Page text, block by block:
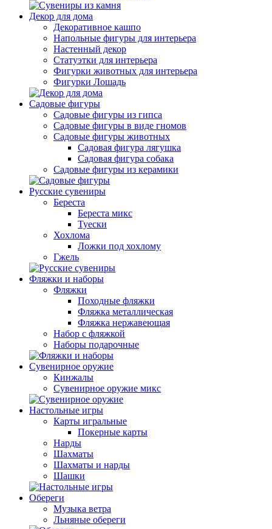
Декор для дома
Декоративное кашпо
Напольные фигуры для интерьера
Настенный декор
Статуэтки для интерьера
Фигурки животных для интерьера
Фигурки Лошадь
Садовые фигуры
Садовые фигуры из гипса
Садовые фигуры в виде гномов
Садовые фигуры животных
Садовая фигура лягушка
Садовая фигура собака
Садовые фигуры из керамики
Русские сувениры
Береста
Береста микс
Туески
Хохлома
Ложки под хохлому
Гжель
Фляжки и наборы
Фляжки
Походные фляжки
Фляжка металлическая
Фляжка нержавеющая
Набор с фляжкой
Наборы подарочные
Сувенирное оружие
Кинжалы
Сувенирное оружие микс
Настольные игры
Карты игральные
Покерные карты
Нарды
Шахматы
Шахматы и нарды
Шашки
Обереги
Музыка ветра
Льняные обереги